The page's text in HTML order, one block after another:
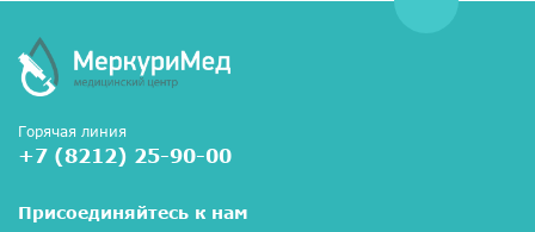
Горячая линия
+7 (8212) 25-90-00
Присоединяйтесь к нам